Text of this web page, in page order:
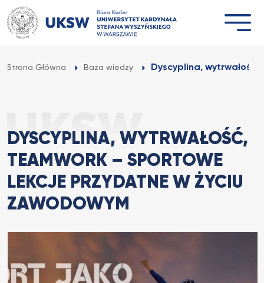
Przejdź
do
treści
Strona Główna Baza wiedzy Dyscyplina,
DYSCYPLINA, WYTRWAŁOŚĆ,
TEAMWORK – SPORTOWE
LEKCJE PRZYDATNE W ŻYCIU
ZAWODOWYM